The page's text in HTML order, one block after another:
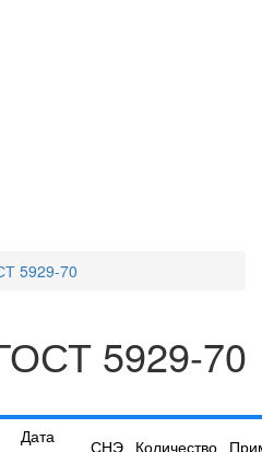
5929-70
5929-70
Дата
СНЭ Количество